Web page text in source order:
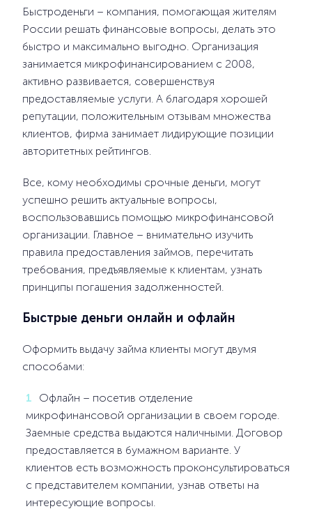
Быстроденьги – компания, помогающая жителям
России решать финансовые вопросы, делать это
быстро и максимально выгодно. Организация
занимается микрофинансированием с 2008,
активно развивается, совершенствуя
предоставляемые услуги. А благодаря хорошей
репутации, положительным отзывам множества
клиентов, фирма занимает лидирующие позиции
авторитетных рейтингов.
Все, кому необходимы срочные деньги, могут
успешно решить актуальные вопросы,
воспользовавшись помощью микрофинансовой
организации. Главное – внимательно изучить
правила предоставления займов, перечитать
требования, предъявляемые к клиентам, узнать
принципы погашения задолженностей.
Быстрые деньги онлайн и офлайн
Оформить выдачу займа клиенты могут двумя
способами:
Офлайн – посетив отделение
микрофинансовой организации в своем городе.
Заемные средства выдаются наличными. Договор
предоставляется в бумажном варианте. У
клиентов есть возможность проконсультироваться
с представителем компании, узнав ответы на
интересующие вопросы.